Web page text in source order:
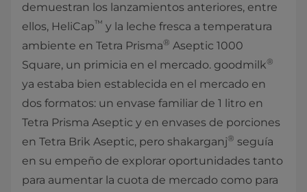
demuestran los lanzamientos anteriores, entre
ellos, HeliCap™ y la leche fresca a temperatura
ambiente en Tetra Prisma® Aseptic 1000
Square, un primicia en el mercado. goodmilk®
ya estaba bien establecida en el mercado en
dos formatos: un envase familiar de 1 litro en
Tetra Prisma Aseptic y en envases de porciones
en Tetra Brik Aseptic, pero shakarganj® seguía
en su empeño de explorar oportunidades tanto
para aumentar la cuota de mercado como para